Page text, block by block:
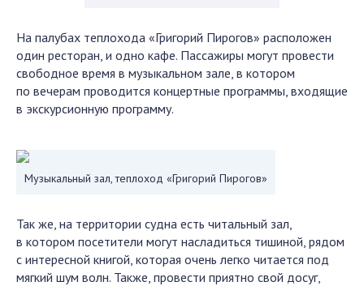
На палубах теплохода «Григорий Пирогов» расположен
один ресторан, и одно кафе. Пассажиры могут провести
свободное время в музыкальном зале, в котором
по вечерам проводится концертные программы, входящие
в экскурсионную программу.
Музыкальный зал, теплоход «Григорий Пирогов»
Так же, на территории судна есть читальный зал,
в котором посетители могут насладиться тишиной, рядом
с интересной книгой, которая очень легко читается под
мягкий шум волн. Также, провести приятно свой досуг,